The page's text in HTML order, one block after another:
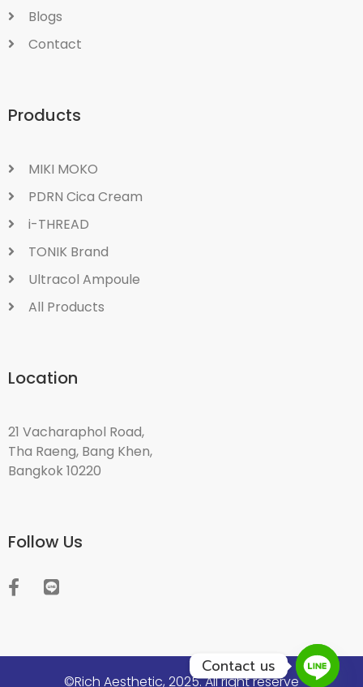
Blogs
Contact
Products
MIKI MOKO
PDRN Cica Cream
i-THREAD
TONIK Brand
Ultracol Ampoule
All Products
Location
21 Vacharaphol Road,
Tha Raeng, Bang Khen,
Bangkok 10220
Follow Us
©Rich Aesthetic, 2025. All right reserve
Contact us